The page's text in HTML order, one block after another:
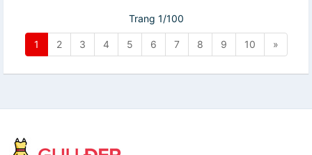
Trang 1/100
1 2 3 4 5 6 7 8 9 10 »